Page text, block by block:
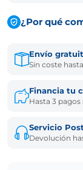
¿Por qué
Envío
Sin coste
Financia tu
Hasta 3
Servicio
Devolución